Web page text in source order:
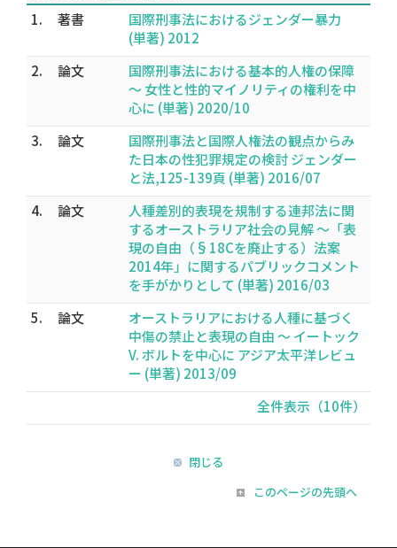
1.
著書
国際刑事法におけるジェンダー暴力
(単著) 2012
2.
論文
国際刑事法における基本的人権の保障
〜 女性と性的マイノリティの権利を中
心に (単著) 2020/10
3.
論文
国際刑事法と国際人権法の観点からみ
た日本の性犯罪規定の検討 ジェンダー
と法,125-139頁 (単著) 2016/07
4.
論文
人種差別的表現を規制する連邦法に関
するオーストラリア社会の見解 〜「表
現の自由（§18Cを廃止する）法案
2014年」に関するパブリックコメント
を手がかりとして (単著) 2016/03
5.
論文
オーストラリアにおける人種に基づく
中傷の禁止と表現の自由 〜 イートック
V. ボルトを中心に アジア太平洋レビュ
ー (単著) 2013/09
全件表示（10件）
閉じる
このページの先頭へ